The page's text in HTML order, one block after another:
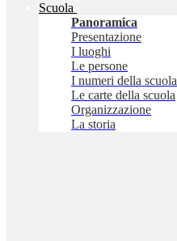
Scuola
Panoramica
Presentazione
I luoghi
Le persone
I numeri della scuola
Le carte della scuola
Organizzazione
La storia